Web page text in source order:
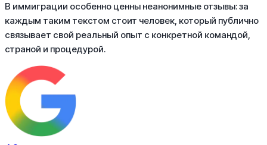
В иммиграции особенно ценны неанонимные отзывы: за
каждым таким текстом стоит человек, который публично
связывает свой реальный опыт с конкретной командой,
страной и процедурой.